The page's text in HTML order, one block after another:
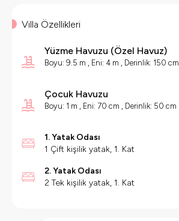
Villa Özellikleri
Yüzme Havuzu (Özel Havuz)
Boyu: 9.5 m , Eni: 4 m , Derinlik: 150 cm
Çocuk Havuzu
Boyu: 1 m , Eni: 70 cm , Derinlik: 50 cm
1. Yatak Odası
1 Çift kişilik yatak, 1. Kat
2. Yatak Odası
2 Tek kişilik yatak, 1. Kat